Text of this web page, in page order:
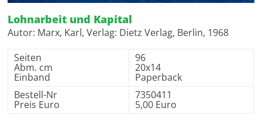
Lohnarbeit und Kapital
Autor: Marx, Karl, Verlag: Dietz Verlag, Berlin, 1968
Seiten
Abm. cm
Einband
96
20x14
Paperback
Bestell-Nr
Preis Euro
7350411
5,00 Euro